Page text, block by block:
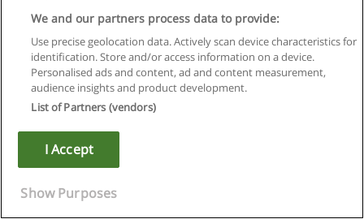
жизни. Особен-ности моделирования уровня жизни. Роль и
методы расчета стандартов уровня жизни.
4) Моделирование эколого-экономических систем
Понятие эколого-экономической системы и ее элементов.
Принципы моделирования ЭЭС и их классификация, учет
техногенной насыщенности и экологической техноемкости
сети Internet при построении региональных и глобальных
моделей эф-фективности природопользования.
Требования к моделям устойчивого развития. Глобальные
балансовые модели эколого-экономических процессов
(Х.Дейли, Х Айзарда, Р. Айреса, А. Ниса, В. Леонтьев).
We and our partners process data to provide:
Use precise geolocation data. Actively scan device characteristics for
identification. Store and/or access information on a device.
Personalised ads and content, ad and content measurement,
audience insights and product development.
List of Partners (vendors)
I Accept
Show Purposes